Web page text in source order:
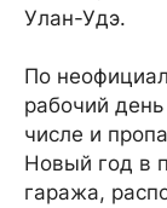
Улан-Удэ.
По
рабочий
числе и
Новый год в
гаража,